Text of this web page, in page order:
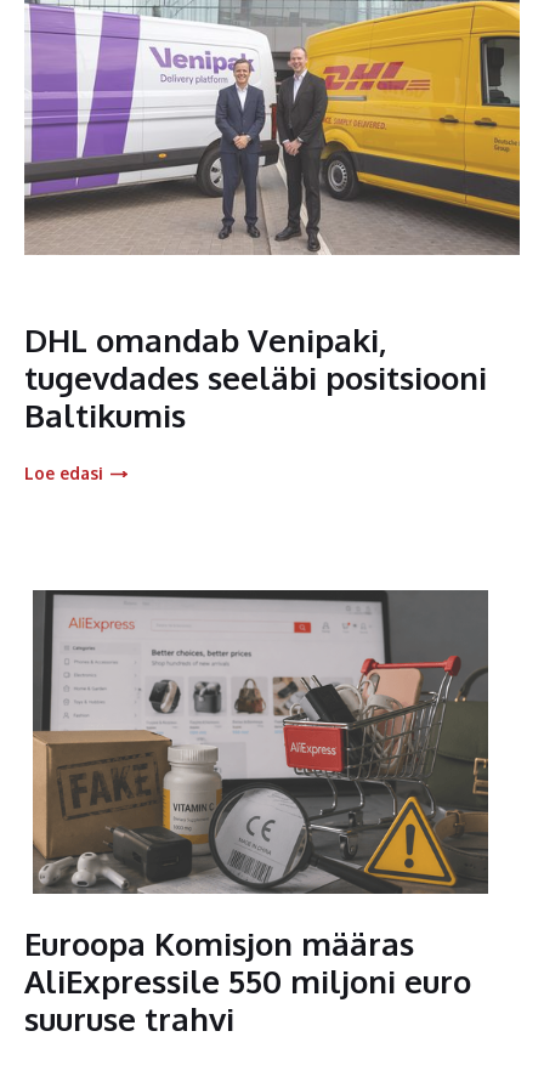
DHL omandab Venipaki,
tugevdades seeläbi positsiooni
Baltikumis
Loe edasi
Euroopa Komisjon määras
AliExpressile 550 miljoni euro
suuruse trahvi